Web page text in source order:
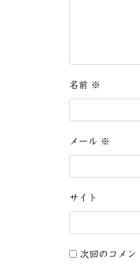
名前 ※
メール ※
サイト
次回のコメン